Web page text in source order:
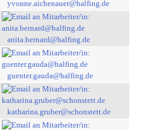
yvonne.aichenauer@halfing.de
anita.bernard@halfing.de
guenter.gauda@halfing.de
katharina.gruber@schonstett.de